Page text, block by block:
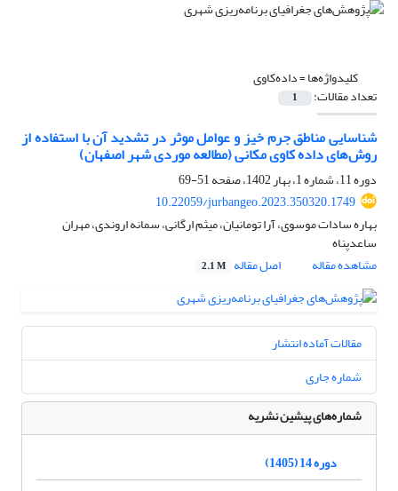
کلیدواژه‌ها =داده‌کاوی
تعداد مقالات: 1
شناسایی مناطق جرم خیز و عوامل موثر در تشدید آن با استفاده از
روش‌های داده کاوی مکانی (مطالعه موردی شهر اصفهان)
دوره 11، شماره 1، بهار 1402، صفحه
51-69
10.22059/jurbangeo.2023.350320.1749
بهاره سادات موسوی، آرا تومانیان، میثم ارگانی، سمانه اروندی، مهران
ساعدپناه
مشاهده مقاله
اصل مقاله 2.1 M
مقالات آماده انتشار
شماره جاری
شماره‌های پیشین نشریه
دوره 14 (1405)